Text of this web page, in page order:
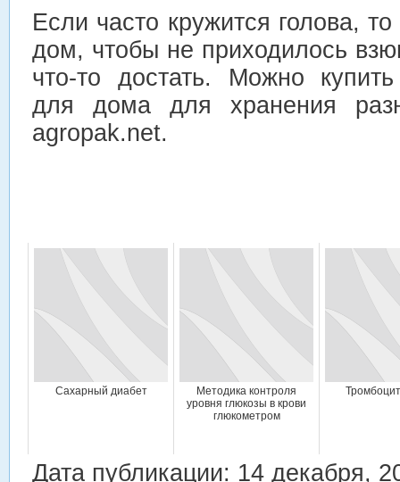
Если часто кружится голова,
дом, чтобы не приходилось
что-то достать. Можно
для дома для хранения
agropak.net.
Сахарный диабет
Методика контроля
уровня глюкозы в крови
глюкометром
Дата публикации: 14 декабря,